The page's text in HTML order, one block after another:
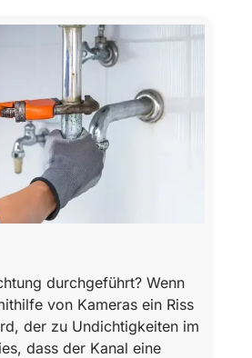
durchgeführt? Wenn
von Kameras ein Riss
der zu Undichtigkeiten im
dass der Kanal eine